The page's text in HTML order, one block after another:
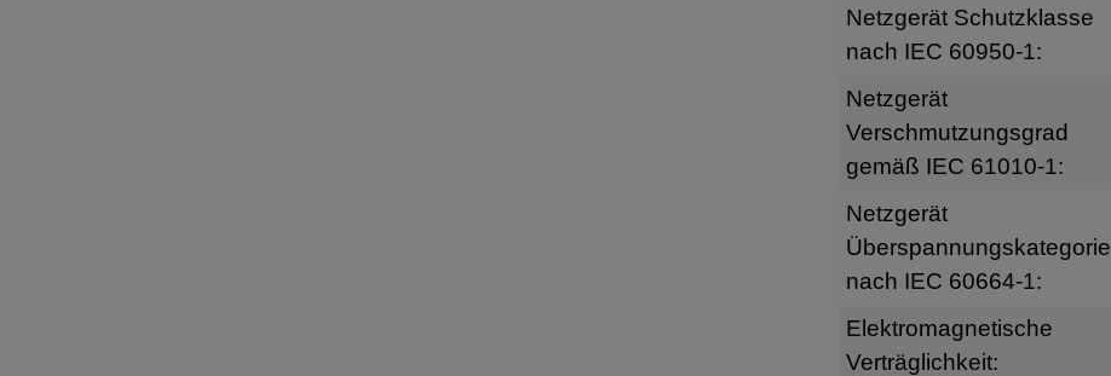
Netzgerät Schutzklasse
nach IEC 60950-1:
Netzgerät
Verschmutzungsgrad
gemäß IEC 61010-1:
Netzgerät
Überspannungskategorie
nach IEC 60664-1:
Elektromagnetische
Verträglichkeit: